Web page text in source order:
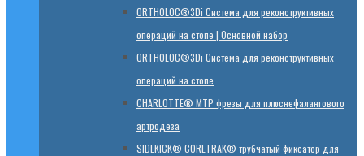
ORTHOLOC®3Di Система для реконструктивных
операций на стопе | Основной набор
ORTHOLOC®3Di Система для реконструктивных
операций на стопе
CHARLOTTE® MTP фрезы для плюснефалангового
артродеза
SIDEKICK® CORETRAK® трубчатый фиксатор для